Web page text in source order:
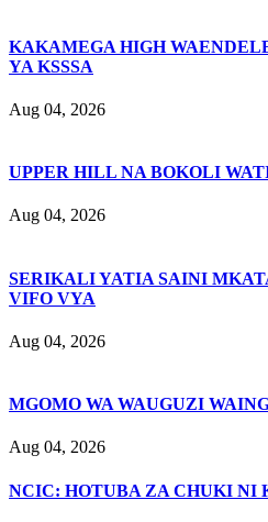
KAKAMEGA HIGH
YA KSSSA
Aug 04, 2026
UPPER HILL NA BOKOLI
Aug 04, 2026
SERIKALI YATIA SAINI
VIFO VYA
Aug 04, 2026
MGOMO WA WAUGUZI
Aug 04, 2026
NCIC: HOTUBA ZA CHUKI NI